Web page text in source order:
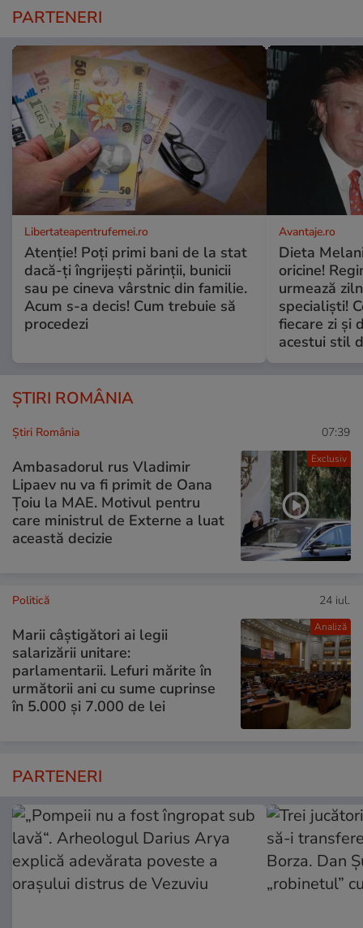
PARTENERI
Libertateapentrufemei.ro
Atenție! Poți primi bani de la stat
dacă-ți îngrijești părinții, bunicii
sau pe cineva vârstnic din familie.
Acum s-a decis! Cum trebuie să
procedezi
Avantaje.ro
Dieta
oricine!
urmează
specialiști!
fiecare zi și
acestui stil
ȘTIRI ROMÂNIA
Exclusiv
Știri România 07:39
Ambasadorul rus Vladimir
Lipaev nu va fi primit de Oana
Țoiu la MAE. Motivul pentru
care ministrul de Externe a luat
această decizie
Analiză
Politică 24 iul.
Marii câștigători ai legii
salarizării unitare:
parlamentarii. Lefuri mărite în
următorii ani cu sume cuprinse
în 5.000 și 7.000 de lei
PARTENERI